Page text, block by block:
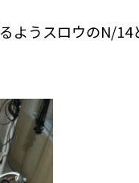
ようスロウのN/